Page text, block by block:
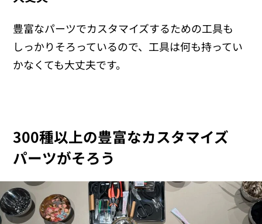
豊富なパーツでカスタマイズするための工具も
しっかりそろっているので、工具は何も持ってい
かなくても大丈夫です。
300種以上の豊富なカスタマイズ
パーツがそろう